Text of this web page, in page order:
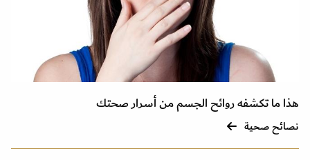
هذا ما تكشفه روائح الجسم من أسرار صحتك
نصائح صحية